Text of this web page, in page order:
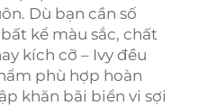
Dù bạn cần số
kể màu sắc, chất
kích cỡ – Ivy đều
phù hợp hoàn
khăn bãi biển vi sợi